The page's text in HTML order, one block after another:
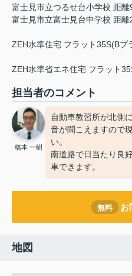
富士見市立つるせ台小学校 距離
富士見市立富士見台中学校 距離
ZEH水準住宅 フラット35S(Bプ
ZEH水準省エネ住宅 フラット
担当者のコメント
橋本 一樹
自動車教習所が北側
音が聞こえますので
い。
南道路で日当たり良
車できます。
無料 お
地図